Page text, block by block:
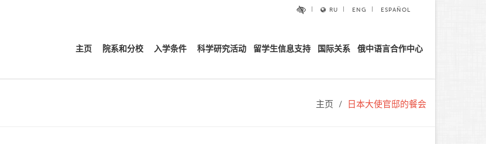
RU ENG ESPAÑOL
主页 院系和分校 入学条件 科学研究活动 留学生信息支持 国际关系 俄中语言合作中心
主页 日本大使官邸的餐会